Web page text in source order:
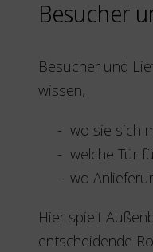
Besucher
Besucher und
wissen,
wo sie sich
welche Tür
wo
Hier spielt
entscheidende